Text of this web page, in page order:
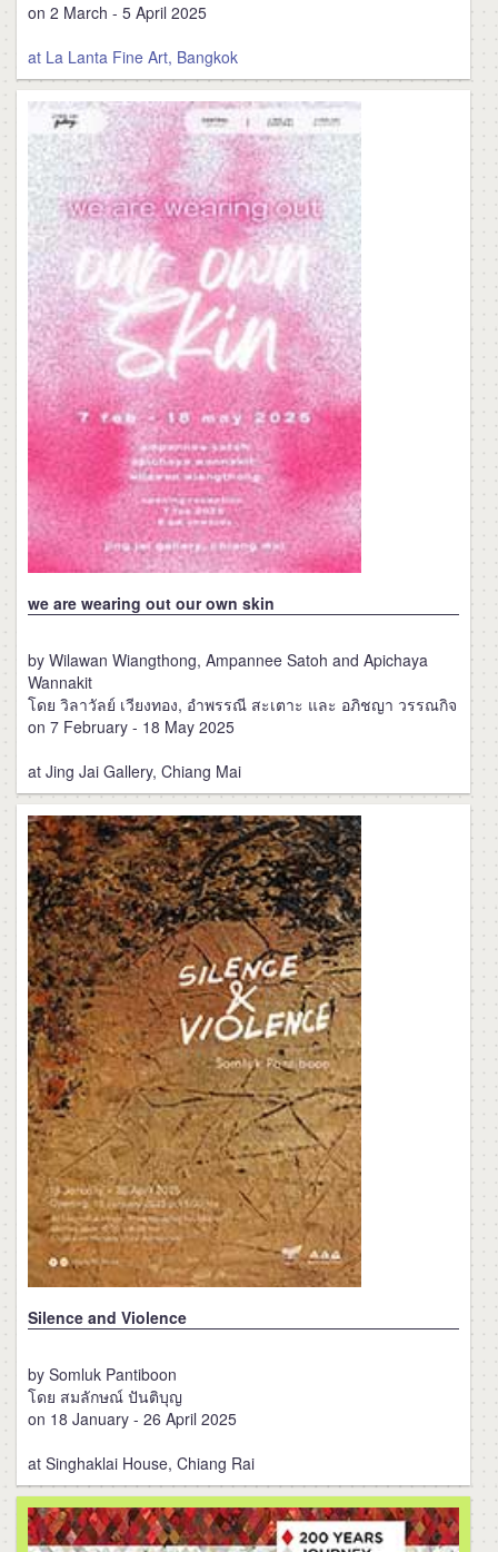
on 2 March - 5 April 2025
at La Lanta Fine Art, Bangkok
we are wearing out our own skin
by Wilawan Wiangthong, Ampannee Satoh and Apichaya
Wannakit
โดย วิลาวัลย์ เวียงทอง, อําพรรณี สะเตาะ และ อภิชญา วรรณกิจ
on 7 February - 18 May 2025
at Jing Jai Gallery, Chiang Mai
Silence and Violence
by Somluk Pantiboon
โดย สมลักษณ์ ปันติบุญ
on 18 January - 26 April 2025
at Singhaklai House, Chiang Rai